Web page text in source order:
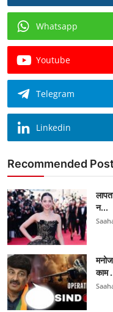
Whatsapp
Youtube
Telegram
Linkedin
Recommended
न...
काम